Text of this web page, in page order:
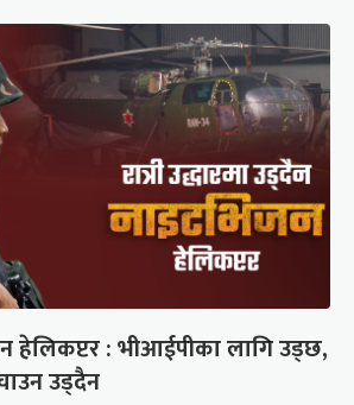
हेलिकप्टर : भीआईपीका लागि उड्छ,
उड्दैन